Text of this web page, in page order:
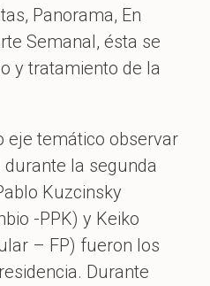
Panorama, En
Semanal, ésta se
y tratamiento de la
eje temático observar
la segunda
Kuzcinsky
-PPK) y Keiko
– FP) fueron los
Durante